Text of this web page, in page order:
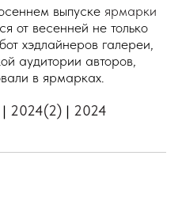
выпуске ярмарки
от весенней не только
хэдлайнеров галереи,
аудитории авторов,
в ярмарках.
| 2024(2) | 2024